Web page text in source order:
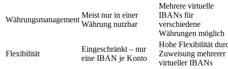
Währungsmanagement
Meist nur in einer
Währung nutzbar
Mehrere virtuelle
IBANs für
verschiedene
Währungen möglich
Flexibilität
Eingeschränkt – nur
eine IBAN je Konto
Hohe Flexibilität
Zuweisung mehrerer
virtueller IBANs